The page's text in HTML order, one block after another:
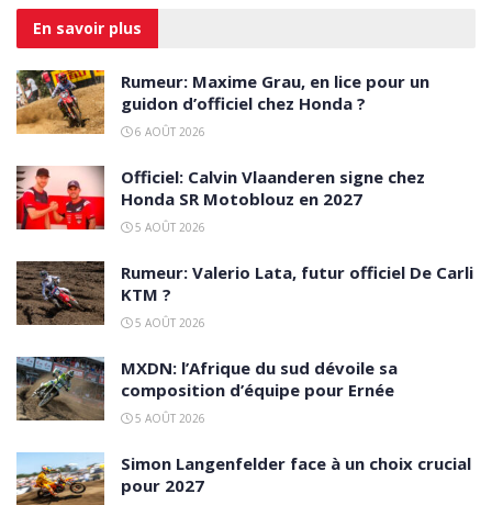
En savoir plus
Rumeur: Maxime Grau, en lice pour un
guidon d’officiel chez Honda ?
6 AOÛT 2026
Officiel: Calvin Vlaanderen signe chez
Honda SR Motoblouz en 2027
5 AOÛT 2026
Rumeur: Valerio Lata, futur officiel De Carli
KTM ?
5 AOÛT 2026
MXDN: l’Afrique du sud dévoile sa
composition d’équipe pour Ernée
5 AOÛT 2026
Simon Langenfelder face à un choix crucial
pour 2027